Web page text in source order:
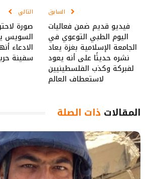
السابق
فيديو قديم ضمن فعاليات
اليوم الطبي التوعوي في
الجامعة الإسلامية بغزة يعاد
نشره حديثًا على أنه يعود
لفبركة وكذب الفلسطينيين
لاستعطاف العالم
التالي
صورة
السويس
الادعاء
سفينة
المقالات ذات الصلة